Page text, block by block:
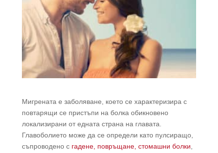
Мигрената е заболяване, което се характеризира с
повтарящи се пристъпи на болка обикновено
локализирани от едната страна на главата.
Главоболието може да се определи като пулсиращо,
съпроводено с гадене, повръщане, стомашни болки,